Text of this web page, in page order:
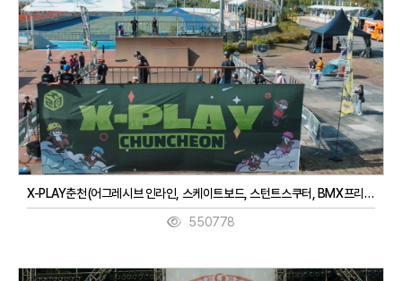
X-PLAY춘천(어그레시브 인라인, 스케이트보드, 스턴트스쿠터, BMX프리스타일, 3대3농구, 디제잉)(9. 27. ~ 9. 28.)
550778